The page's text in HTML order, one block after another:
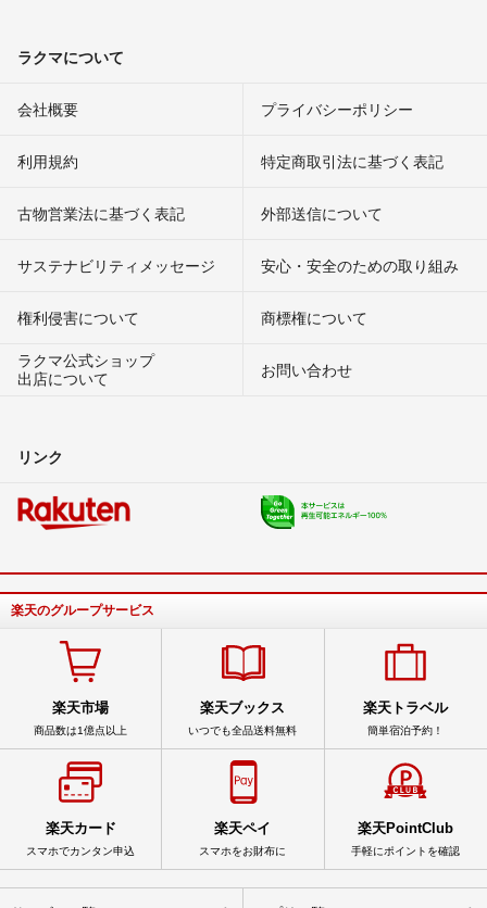
ラクマについて
会社概要 プライバシーポリシー
利用規約 特定商取引法に基づく表記
古物営業法に基づく表記 外部送信について
サステナビリティメッセージ 安心・安全のための取り組み
権利侵害について
商標権について
ラクマ公式ショップ
出店について
お問い合わせ
リンク
楽天のグループサービス
楽天市場
商品数は1億点以上
楽天ブックス
いつでも全品送料無料
楽天トラベル
簡単宿泊予約！
楽天カード
スマホでカンタン申込
楽天ペイ
スマホをお財布に
楽天PointClub
手軽にポイントを確認